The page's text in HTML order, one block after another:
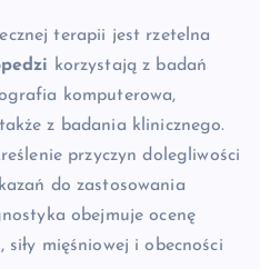
terapii jest rzetelna
korzystają z badań
komputerowa,
z badania klinicznego.
przyczyn dolegliwości
do zastosowania
obejmuje ocenę
mięśniowej i obecności